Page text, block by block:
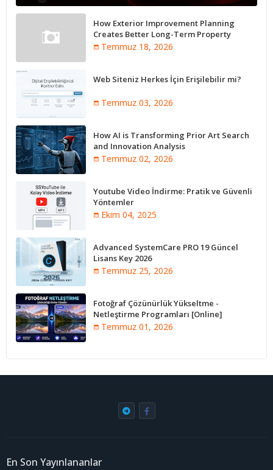
How Exterior Improvement Planning
Creates Better Long-Term Property
Performance
Temmuz 18, 2026
Web Siteniz Herkes İçin Erişilebilir mi?
Temmuz 03, 2026
How AI is Transforming Prior Art Search
and Innovation Analysis
Temmuz 02, 2026
Youtube Video İndirme: Pratik ve Güvenli
Yöntemler
Ekim 04, 2025
Advanced SystemCare PRO 19 Güncel
Lisans Key 2026
Temmuz 25, 2026
Fotoğraf Çözünürlük Yükseltme -
Netleştirme Programları [Online]
Temmuz 01, 2026
En Son Yayınlananlar